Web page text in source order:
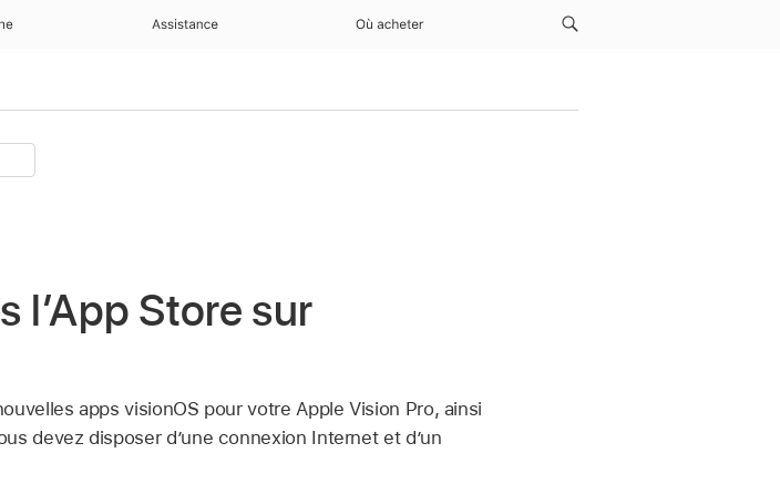
Assistance Où acheter
l’App Store sur
apps visionOS pour votre Apple Vision Pro, ainsi
devez disposer d’une connexion Internet et d’un